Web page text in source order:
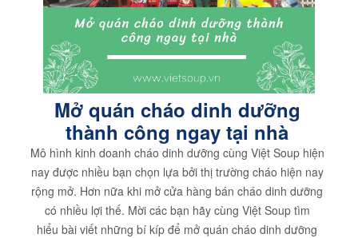
Mở quán cháo dinh dưỡng
thành công ngay tại nhà
Mô hình kinh doanh cháo dinh dưỡng cùng Việt Soup hiện
nay được nhiều bạn chọn lựa bởi thị trường cháo hiện nay
rộng mở. Hơn nữa khi mở cửa hàng bán cháo dinh dưỡng
có nhiều lợi thế. Mời các bạn hãy cùng Việt Soup tìm
hiểu bài viết những bí kíp để mở quán cháo dinh dưỡng